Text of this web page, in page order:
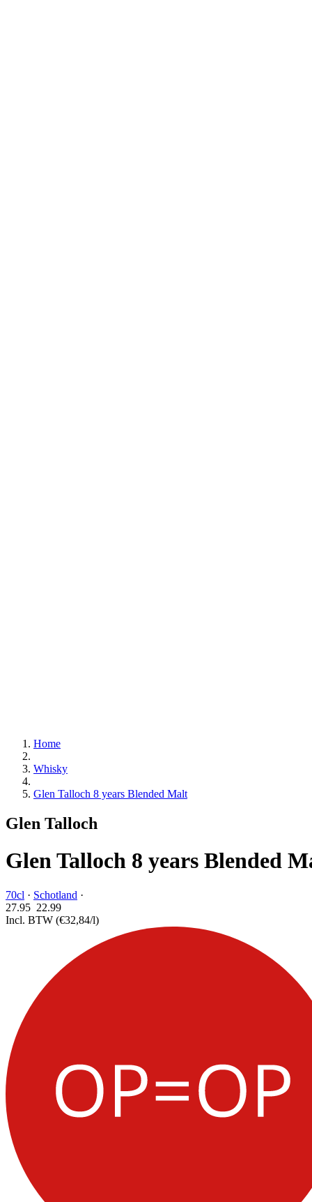
Home
Whisky
Glen Talloch 8 years Blended Malt
Glen Talloch
Glen Talloch 8 years Blended
70cl · Schotland ·
27.95 22.99
Incl. BTW (€32,84/l)